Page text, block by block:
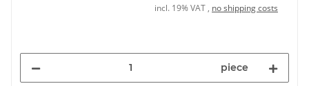
incl. 19% VAT , no shipping costs
piece